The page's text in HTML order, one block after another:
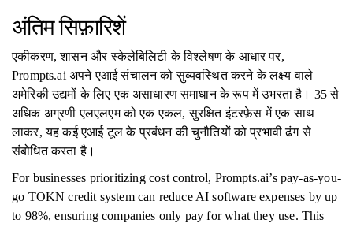
अंतिम सिफ़ारिशें
एकीकरण, शासन और स्केलेबिलिटी के विश्लेषण के आधार पर,
Prompts.ai अपने एआई संचालन को सुव्यवस्थित करने के लक्ष्य वाले
अमेरिकी उद्यमों के लिए एक असाधारण समाधान के रूप में उभरता है। 35 से
अधिक अग्रणी एलएलएम को एक एकल, सुरक्षित इंटरफ़ेस में एक साथ
लाकर, यह कई एआई टूल के प्रबंधन की चुनौतियों को प्रभावी ढंग से
संबोधित करता है।
For businesses prioritizing cost control, Prompts.ai’s pay-as-you-
go TOKN credit system can reduce AI software expenses by up
to 98%, ensuring companies only pay for what they use. This